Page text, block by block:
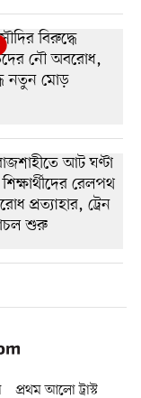
প্রথম আলো ট্রাস্ট